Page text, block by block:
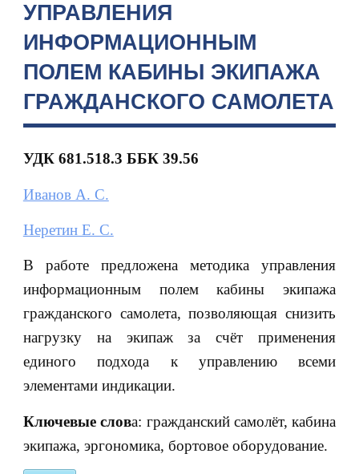
УПРАВЛЕНИЯ
ИНФОРМАЦИОННЫМ
ПОЛЕМ КАБИНЫ ЭКИПАЖА
ГРАЖДАНСКОГО САМОЛЕТА
УДК 681.518.3 ББК 39.56
Иванов А. С.
Неретин Е. С.
В работе предложена методика управления
информационным полем кабины экипажа
гражданского самолета, позволяющая снизить
нагрузку на экипаж за счёт применения
единого подхода к управлению всеми
элементами индикации.
Ключевые слова: гражданский самолёт, кабина
экипажа, эргономика, бортовое оборудование.